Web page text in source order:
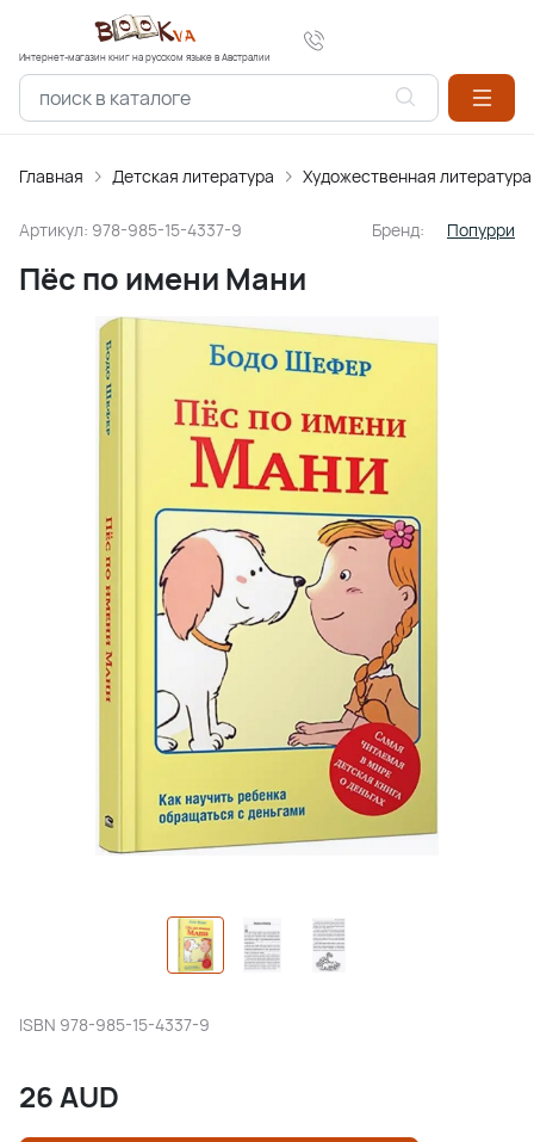
Интернет-магазин книг на русском языке в Австралии
Главная Детская литература Художественная литература
Артикул: 978-985-15-4337-9 Бренд: Попурри
Пёс по имени Мани
ISBN 978-985-15-4337-9
26AUD